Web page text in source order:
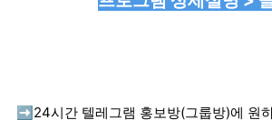
➡️ 24시간 텔레그램 홍보방(그룹방)에 원